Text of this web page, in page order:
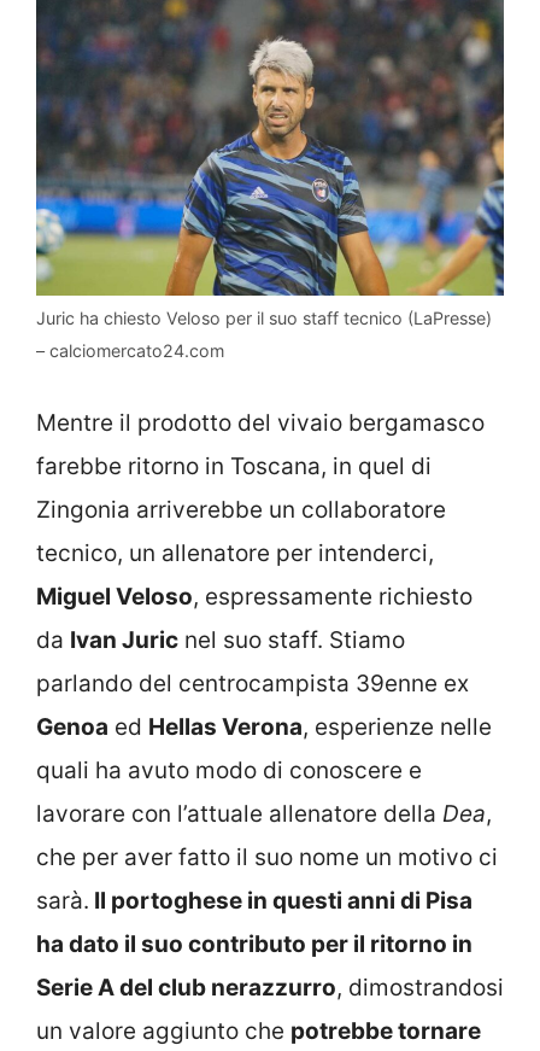
Juric ha chiesto Veloso per il suo staff tecnico (LaPresse)
– calciomercato24.com
Mentre il prodotto del vivaio bergamasco
farebbe ritorno in Toscana, in quel di
Zingonia arriverebbe un collaboratore
tecnico, un allenatore per intenderci,
Miguel Veloso, espressamente richiesto
da Ivan Juric nel suo staff. Stiamo
parlando del centrocampista 39enne ex
Genoa ed Hellas Verona, esperienze nelle
quali ha avuto modo di conoscere e
lavorare con l’attuale allenatore della Dea,
che per aver fatto il suo nome un motivo ci
sarà. Il portoghese in questi anni di Pisa
ha dato il suo contributo per il ritorno in
Serie A del club nerazzurro, dimostrandosi
un valore aggiunto che potrebbe tornare